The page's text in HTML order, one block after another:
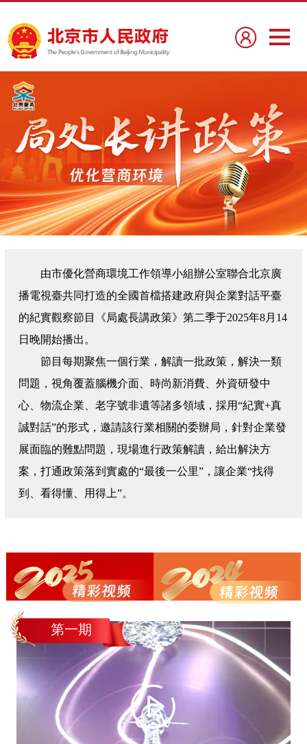
由市優化營商環境工作領導小組辦公室聯合北京廣
播電視臺共同打造的全國首檔搭建政府與企業對話平臺
的紀實觀察節目《局處長講政策》第二季于2025年8月14
日晚開始播出。
節目每期聚焦一個行業，解讀一批政策，解決一類
問題，視角覆蓋腦機介面、時尚新消費、外資研發中
心、物流企業、老字號非遺等諸多領域，採用“紀實+真
誠對話”的形式，邀請該行業相關的委辦局，針對企業發
展面臨的難點問題，現場進行政策解讀，給出解決方
案，打通政策落到實處的“最後一公里”，讓企業“找得
到、看得懂、用得上”。
第一期